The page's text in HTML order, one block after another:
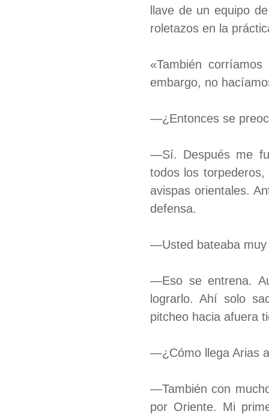
llave de un equipo
roletazos en la
«También
embargo, no
—¿Entonces se
—Sí. Después me
todos los
avispas orientales.
defensa.
—Usted bateaba muy
—Eso se entrena.
lograrlo. Ahí solo
pitcheo hacia afuera
—¿Cómo llega Arias
—También con
por Oriente. Mi